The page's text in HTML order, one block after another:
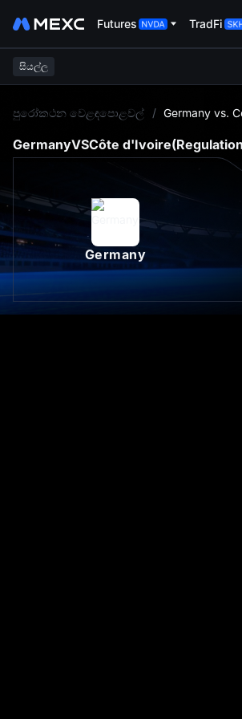
Futures TradFi
සියල්ල
පුරෝකථන වෙළඳපොළවල් / Germany vs.
GermanyVSCôte d'Ivoire
Germany